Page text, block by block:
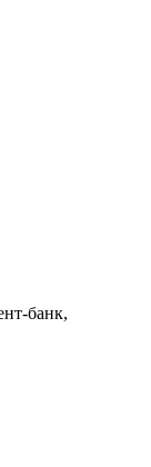
банк,